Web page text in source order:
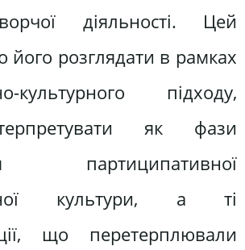
діяльності. Цей
його розглядати в рамках
культурного підходу,
як фази
партиципативної
культури, а ті
що перетерплювали